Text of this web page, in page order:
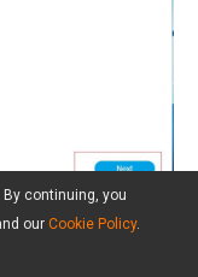
pour Android
ce logiciel
continuing, you
our Cookie Policy.